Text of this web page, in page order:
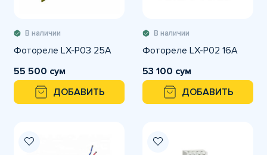
В наличии
Фотореле LX-P03 25A
55 500 сум
ДОБАВИТЬ
В наличии
Фотореле LX-P02 16A
53 100 сум
ДОБАВИТЬ